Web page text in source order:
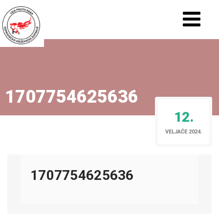
1707754625636
12.
VELJAČE 2024.
1707754625636